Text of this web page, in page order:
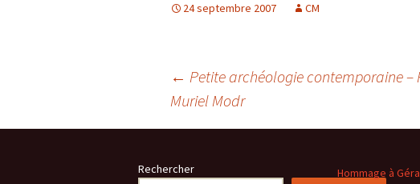
24 septembre 2007 CM
Navigation
des
← Petite archéologie contemporaine
Muriel Modr
Rechercher
Hommage à